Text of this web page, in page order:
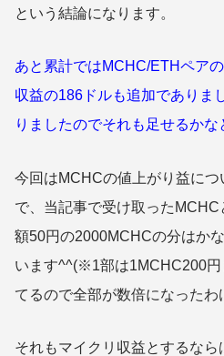
という結論になります。
あと累計ではMCHC/ETHペア
収益の186ドルも追加でありま
りましたのでそれも足せるかな
今回はMCHCの値上がり益に
で、当記事で受け取った
額50円の2000MCHCの分はか
います^^(※1部は1MCHC200円
てるので全部が数倍になった
それもマイクリ収益とするな